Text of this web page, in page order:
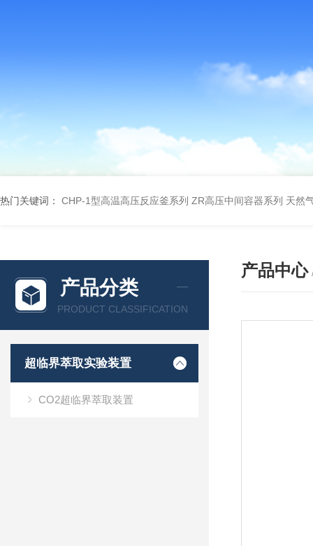
热门关键词： CHP-1型高温高压反应釜系列 ZR高压中间容器系列 天然
产品分类
PRODUCT CLASSIFICATION
超临界萃取实验装置
CO2超临界萃取装置
产品中心